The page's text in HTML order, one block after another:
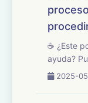
☕ ¿Este
ayuda?
apoyarlo
🎧 En
2025-